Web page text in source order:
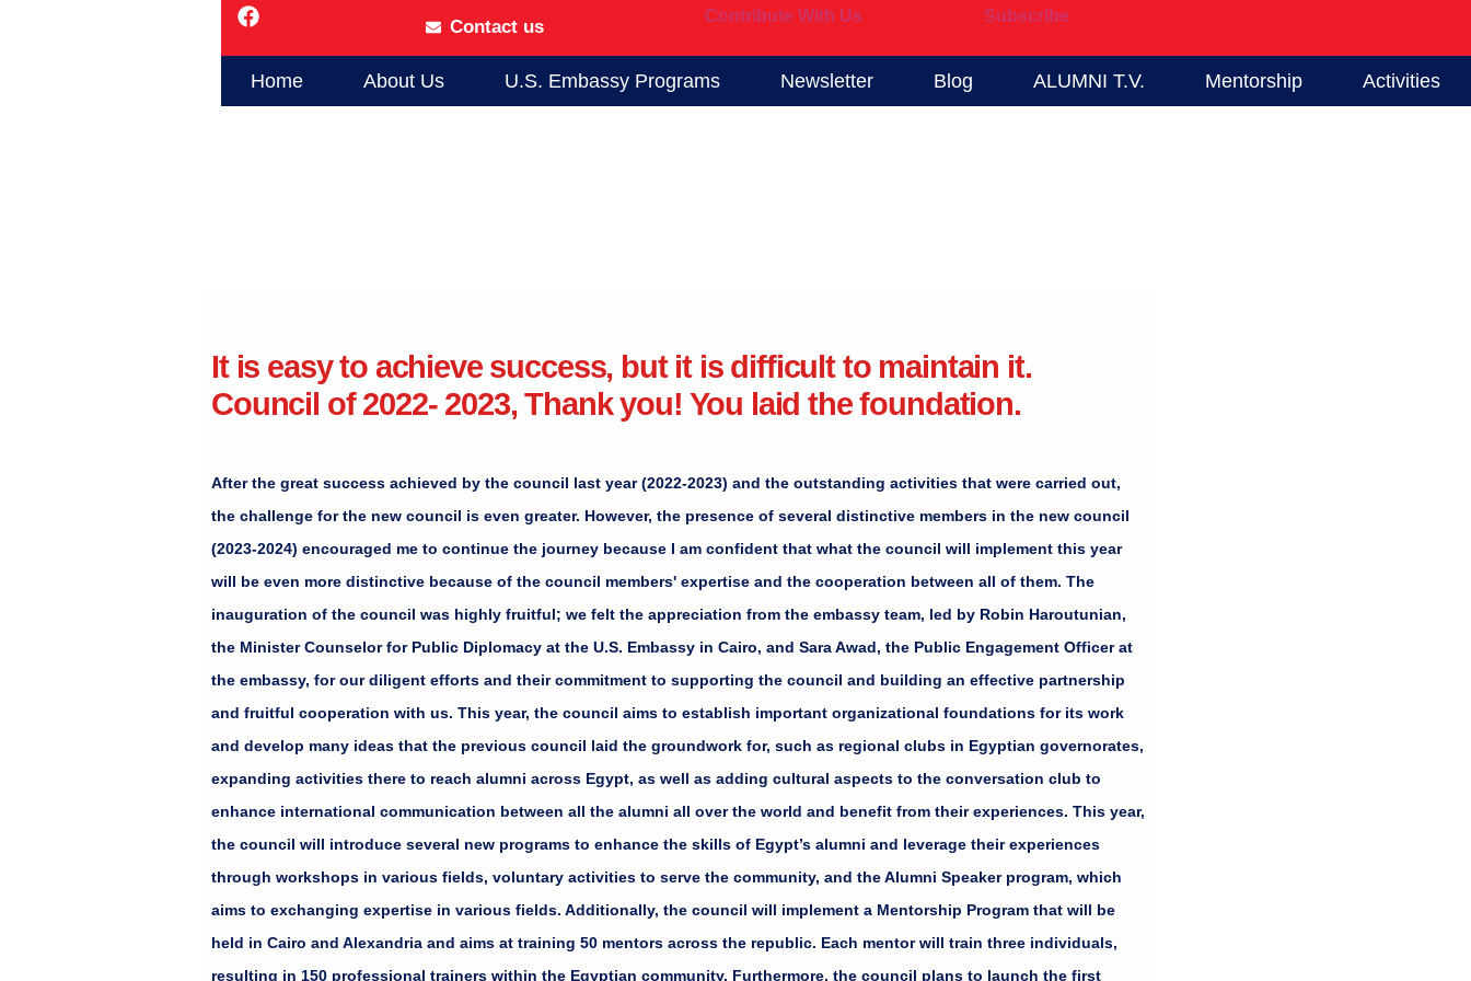
Contact us
Contribute With Us Subscribe
Home About Us U.S. Embassy Programs Newsletter Blog ALUMNI T.V. Mentorship Activities
It is easy to achieve success, but it is difficult to maintain it.
Council of 2022- 2023, Thank you! You laid the foundation.
After the great success achieved by the council last year (2022-2023) and the outstanding activities that were carried out,
the challenge for the new council is even greater. However, the presence of several distinctive members in the new council
(2023-2024) encouraged me to continue the journey because I am confident that what the council will implement this year
will be even more distinctive because of the council members' expertise and the cooperation between all of them. The
inauguration of the council was highly fruitful; we felt the appreciation from the embassy team, led by Robin Haroutunian,
the Minister Counselor for Public Diplomacy at the U.S. Embassy in Cairo, and Sara Awad, the Public Engagement Officer at
the embassy, for our diligent efforts and their commitment to supporting the council and building an effective partnership
and fruitful cooperation with us. This year, the council aims to establish important organizational foundations for its work
and develop many ideas that the previous council laid the groundwork for, such as regional clubs in Egyptian governorates,
expanding activities there to reach alumni across Egypt, as well as adding cultural aspects to the conversation club to
enhance international communication between all the alumni all over the world and benefit from their experiences. This year,
the council will introduce several new programs to enhance the skills of Egypt’s alumni and leverage their experiences
through workshops in various fields, voluntary activities to serve the community, and the Alumni Speaker program, which
aims to exchanging expertise in various fields. Additionally, the council will implement a Mentorship Program that will be
held in Cairo and Alexandria and aims at training 50 mentors across the republic. Each mentor will train three individuals,
resulting in 150 professional trainers within the Egyptian community. Furthermore, the council plans to launch the first
مجلس 2022 ... وضعتم حجر الأساس
بعد النجاح الكبير الذي حققه المجلس في العام الماضي (2022) والأنشطة المتميزة التي نفذها صار التحدي أمام المجلس
الجديد أكبر، ولكن وجود عدد من الأعضاء المتميزين في تشكيل المجلس الجديد هو ما شجعني على استكمال المسيرة لأنني على
يقين أن ما سينفذه المجلس هذا العام سيكون أكثر تميزًا بفضل خبرات الأعضاء وتضافر الجهود بين أعضاء المجلس القدامى
والجدد. لقد كان افتتاح المجلس مثمرًا للغاية فقد لمسنا فيه تقدير فريق السفارة وعلى رأسهم روبين هاروتونيان الوزير
المستشار للدبلوماسية العامة بالسفارة الأمريكية بالقاهرة، وسارة عواد مسؤول المشاركة العامة بالسفارة، للجهود الحثيثة
التي نفذناها وحرصهم على دعم المجلس وبناء شراكة فعالة وتعاون مثمر معنا. يطمح المجلس هذا العام إلى إرساء قواعد
تنظيمية مهمة لعمل المجلس، وتطوير العديد من الأفكار التي وضع أساسها المجلس السابق مثل النوادي الإقليمية في
محافظات مصر، والتوسع في تنفيذ أنشطة بها للوصول إلى الخريجين في جميع أنحاء الجمهورية، فضلا عن إضافة جوانب ثقافية
لنادي المحادثة لتفعيل التواصل الدولي بين الخريجين والاستفادة من خبراتهم. يقدم المجلس هذا العام عددًا من البرامج الجديدة
لتنمية مهارات الخريجين والاستفادة من خبراتهم من خلال ورش عمل لتطوير مهارات الخريجين في المجالات المختلفة، وأنشطة
تطوعية تهدف إلى خدمة المجتمع وكذلك برنامج Alumni Speaker الذي يهدف إلى مشاركة الخبراء من الخريجين في خدمة
وتطوير مهارات زملائهم والمجتمع من خلال خبراتهم المتنوعة في شتى المجالات، وبرنامج التوجيه المهني Mentorship
program الذي سينفذ من خلال المجلس ويهدف إلى تدريب 50 موجه من موجهي الأعمال على مستوى الجمهورية وسيطبق في
المجلس هذا العام إطلاق أول موقع اليكتروني للخريجين في مصر لتبادل الخبرات وتعظيم الاستفادة من التنوع الثقافي
والمهني للخريجين. أطيب تمنياتي بالتوفيق للجميع. د. مي موافي رئيس مجلس الخريجين 2023-2024